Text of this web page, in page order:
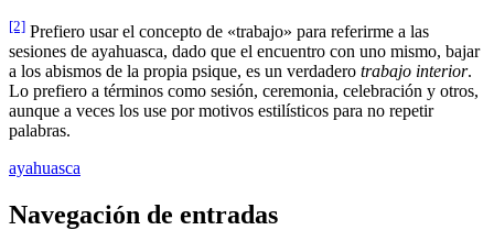
[2] Prefiero usar el concepto de «trabajo» para referirme a las
sesiones de ayahuasca, dado que el encuentro con uno mismo, bajar
a los abismos de la propia psique, es un verdadero trabajo interior.
Lo prefiero a términos como sesión, ceremonia, celebración y otros,
aunque a veces los use por motivos estilísticos para no repetir
palabras.
ayahuasca
Navegación de entradas